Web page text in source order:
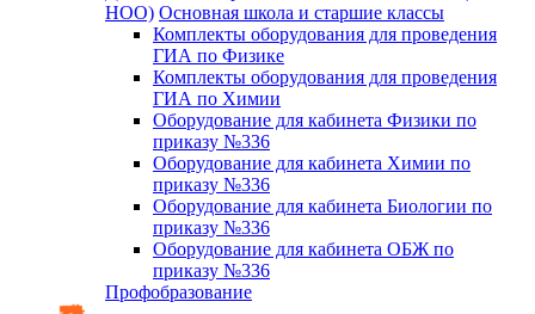
НОО) Основная школа и старшие классы
Комплекты оборудования для проведения
ГИА по Физике
Комплекты оборудования для проведения
ГИА по Химии
Оборудование для кабинета Физики по
приказу №336
Оборудование для кабинета Химии по
приказу №336
Оборудование для кабинета Биологии по
приказу №336
Оборудование для кабинета ОБЖ по
приказу №336
Профобразование